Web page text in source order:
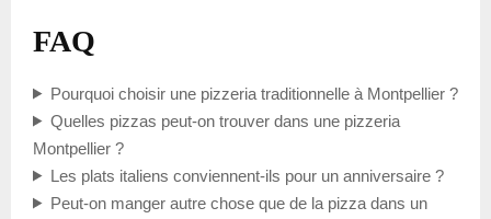
FAQ
Pourquoi choisir une pizzeria traditionnelle à Montpellier ?
Quelles pizzas peut-on trouver dans une pizzeria
Montpellier ?
Les plats italiens conviennent-ils pour un anniversaire ?
Peut-on manger autre chose que de la pizza dans un